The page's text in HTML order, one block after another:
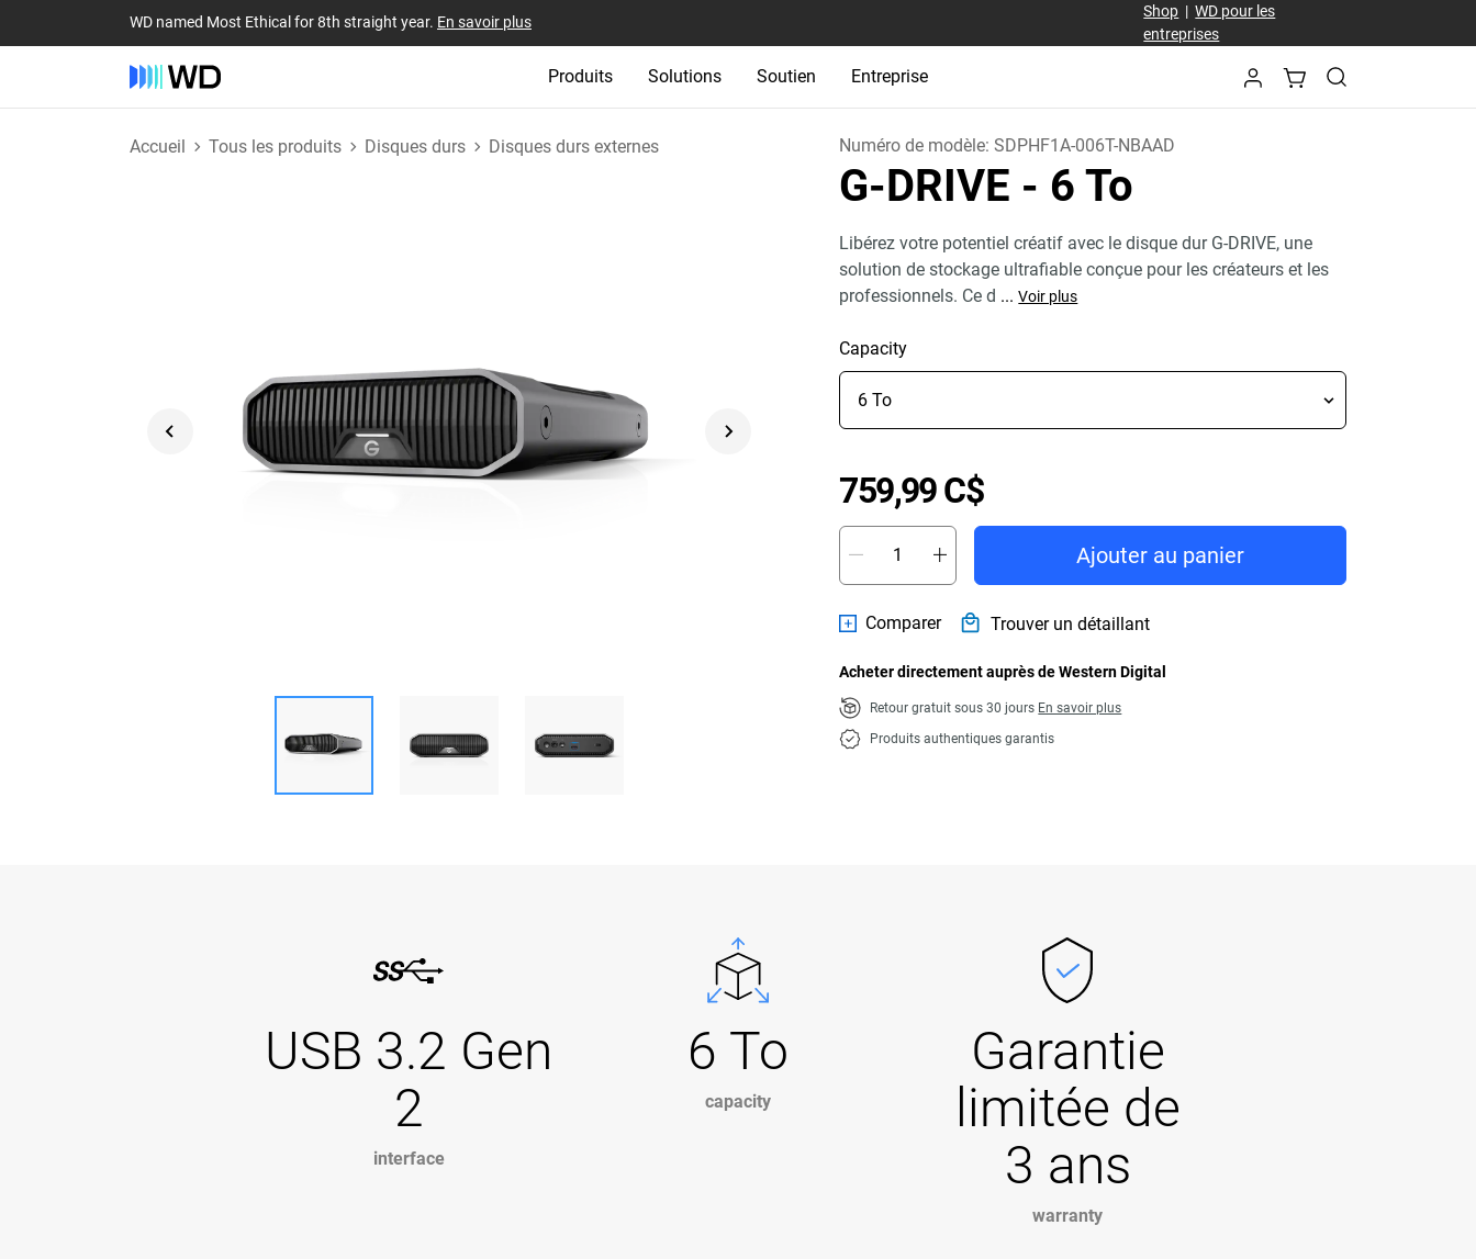
WD named Most Ethical for 8th straight year. En savoir plus
Shop |WD pour les
entreprises
Produits Solutions Soutien Entreprise
Accueil Tous les produits Disques durs Disques durs externes Numéro de modèle:SDPHF1A-006T-NBAAD
G-DRIVE - 6 To
Libérez votre potentiel créatif avec le disque dur G-DRIVE, une
solution de stockage ultrafiable conçue pour les créateurs et les
professionnels. Ce d ... Voir plus
Capacity
759,99 C$Price 759,99 C$
Ajouter au panier
Comparer Trouver un détaillant
Acheter directement auprès de Western Digital
Retour gratuit sous 30 jours En savoir plus
Produits authentiques garantis
USB 3.2 Gen
2
interface
6 To
capacity
Garantie
limitée de
3 ans
warranty